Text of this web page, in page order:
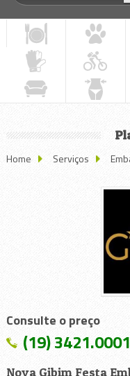
Home
Serviços
Consulte o preço
(19) 3421.0001
Nova Gibim Festa